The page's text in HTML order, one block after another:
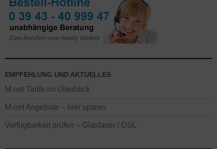
Augsburg, Erlangen und Würzburg. In den restlichen Orten des M-
net Ausbaugebietes gilt teilweise ein abweichender Regio-Preis.
Alle Neukunden-Aktionen mit Rabatten gelten nur, wenn in den
letzten 6 Monaten kein M-net Anschluss vorhanden war. Der
EMPFEHLUNG UND AKTUELLES
M-net Tarife im Überblick
M-net Angebote – hier sparen
Verfügbarkeit prüfen – Glasfaser / DSL